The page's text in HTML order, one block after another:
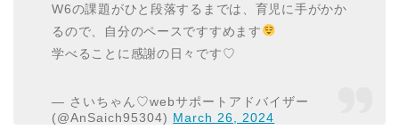
W6の課題がひと段落するまでは、育児に手がかか
るので、自分のペースですすめます
学べることに感謝の日々です♡
— さいちゃん♡webサポートアドバイザー
(@AnSaich95304) March 26, 2024